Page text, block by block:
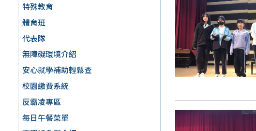
特殊教育
體育班
代表隊
無障礙環境介紹
安心就學補助輕鬆查
校園繳費系統
反霸凌專區
每日午餐菜單